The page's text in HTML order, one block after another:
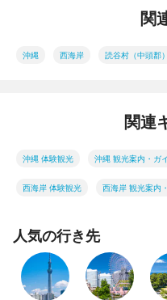
関
沖縄 西海岸 読谷村（中頭郡）
関連
沖縄 体験観光 沖縄 観光案内・ガ
西海岸 体験観光 西海岸 観光案内
人気の行き先